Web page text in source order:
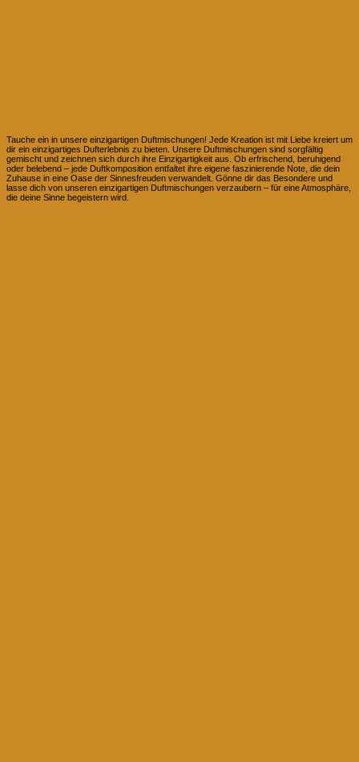
Tauche ein in unsere einzigartigen Duftmischungen! Jede Kreation ist mit Liebe kreiert um
dir ein einzigartiges Dufterlebnis zu bieten. Unsere Duftmischungen sind sorgfältig
gemischt und zeichnen sich durch ihre Einzigartigkeit aus. Ob erfrischend, beruhigend
oder belebend – jede Duftkomposition entfaltet ihre eigene faszinierende Note, die dein
Zuhause in eine Oase der Sinnesfreuden verwandelt. Gönne dir das Besondere und
lasse dich von unseren einzigartigen Duftmischungen verzaubern – für eine Atmosphäre,
die deine Sinne begeistern wird.